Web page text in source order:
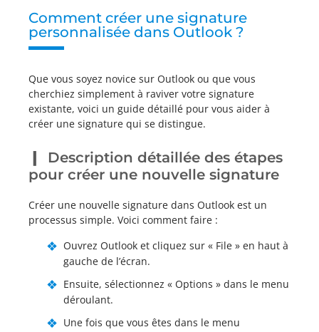
Comment créer une signature
personnalisée dans Outlook ?
Que vous soyez novice sur Outlook ou que vous
cherchiez simplement à raviver votre signature
existante, voici un guide détaillé pour vous aider à
créer une signature qui se distingue.
Description détaillée des étapes
pour créer une nouvelle signature
Créer une nouvelle signature dans Outlook est un
processus simple. Voici comment faire :
Ouvrez Outlook et cliquez sur « File » en haut à
gauche de l’écran.
Ensuite, sélectionnez « Options » dans le menu
déroulant.
Une fois que vous êtes dans le menu